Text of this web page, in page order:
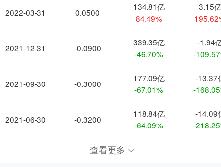
2022-03-31
2021-12-31
2021-09-30
2021-06-30
0.0500
134.81亿
84.49%
3.15亿
-0.0900
339.35亿
-46.70%
-1.94
-
-0.3000
177.09亿
-67.01%
-13.37
-
-0.3200
118.84亿
-64.09%
-14.09
-
查看更多